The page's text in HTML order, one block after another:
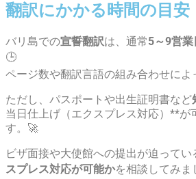
翻訳にかかる時間の目安
バリ島での宣誓翻訳は、通常5～9営業
🕒
ページ数や翻訳言語の組み合わせによ
ただし、パスポートや出生証明書など
当日仕上げ（エクスプレス対応）**が
す。🚀
ビザ面接や大使館への提出が迫って
スプレス対応が可能かを相談してみ